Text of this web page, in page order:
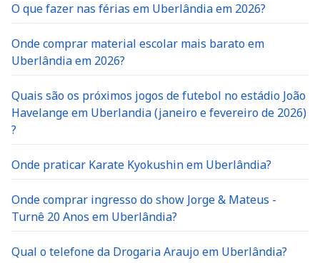
O que fazer nas férias em Uberlândia em 2026?
Onde comprar material escolar mais barato em
Uberlândia em 2026?
Quais são os próximos jogos de futebol no estádio João
Havelange em Uberlandia (janeiro e fevereiro de 2026)
?
Onde praticar Karate Kyokushin em Uberlândia?
Onde comprar ingresso do show Jorge & Mateus -
Turnê 20 Anos em Uberlândia?
Qual o telefone da Drogaria Araujo em Uberlândia?